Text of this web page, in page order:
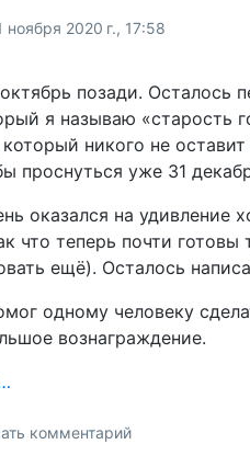
ноября 2020 г., 17:58
позади. Осталось
я называю «старость
который никого не
проснуться уже 31
оказался на
что теперь почти
ещё). Осталось
одному человеку
вознаграждение.
комментарий